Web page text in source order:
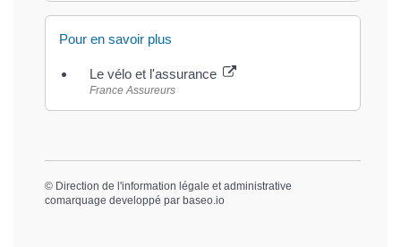
Pour en savoir plus
Le vélo et l'assurance
France Assureurs
© Direction de l'information légale et administrative
comarquage developpé par baseo.io